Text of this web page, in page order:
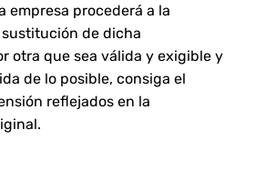
empresa procederá a la
de dicha
otra que sea válida y exigible y
de lo posible, consiga el
reflejados en la